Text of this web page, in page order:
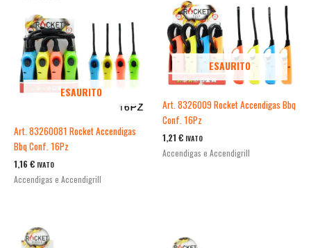
ESAURITO
Art. 83260081 Rocket Accendigas
Bbq Conf. 16Pz
1,16 € IVATO
Accendigas e Accendigrill
ESAURITO
Art. 8326009 Rocket Accendigas Bbq
Conf. 16Pz
1,21 € IVATO
Accendigas e Accendigrill